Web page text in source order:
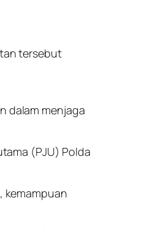
tersebut
dalam menjaga
(PJU) Polda
kemampuan